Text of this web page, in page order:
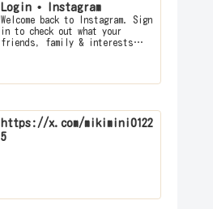
Login • Instagram
Welcome back to Instagram. Sign
in to check out what your
friends, family & interests
https://x.com/mikimini0122
5